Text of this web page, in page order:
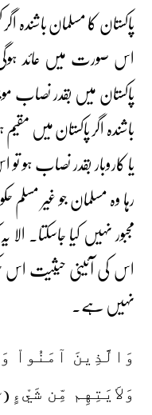
پاکستان کا مسلمان باشندہ
اس صورت میں عائد ہوگی
پاکستان میں بقدر نصاب
باشندہ اگر پاکستان میں
یا کاروبار بقدر نصاب
رہا وہ مسلمان جو غیر
مجبور نہیں کیا جاسکتا۔
اس کی آئینی حیثیت اس
نہیں ہے۔
وَالَّذِينَ آمَنُواْ
وَلاَيَتِهِم مِّن شَيْءٍ